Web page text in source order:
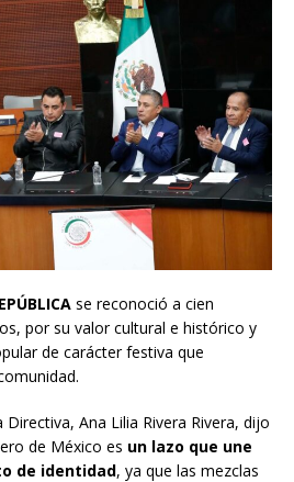
se reconoció a cien
por su valor cultural e histórico y
de carácter festiva que
Ana Lilia Rivera Rivera, dijo
de México es un lazo que une
de identidad, ya que las mezclas